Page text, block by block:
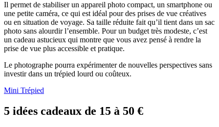
Il permet de stabiliser un appareil photo compact, un smartphone ou
une petite caméra, ce qui est idéal pour des prises de vue créatives
ou en situation de voyage. Sa taille réduite fait qu’il tient dans un sac
photo sans alourdir l’ensemble. Pour un budget très modeste, c’est
un cadeau astucieux qui montre que vous avez pensé à rendre la
prise de vue plus accessible et pratique.
Le photographe pourra expérimenter de nouvelles perspectives sans
investir dans un trépied lourd ou coûteux.
Mini Trépied
5 idées cadeaux de 15 à 50 €